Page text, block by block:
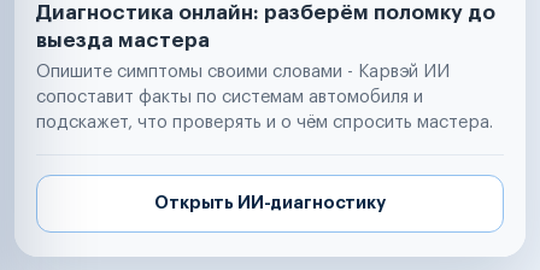
Диагностика онлайн: разберём поломку до
выезда мастера
Опишите симптомы своими словами - Карвэй ИИ
сопоставит факты по системам автомобиля и
подскажет, что проверять и о чём спросить мастера.
Открыть ИИ-диагностику